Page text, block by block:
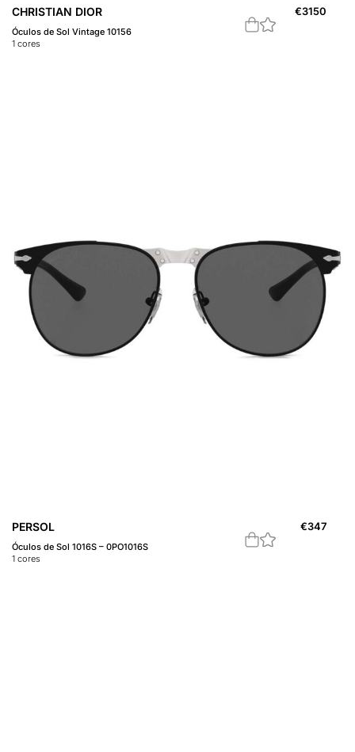
CHRISTIAN DIOR
Óculos de Sol Vintage 10156
1 cores
€3150
PERSOL
Óculos de Sol 1016S – 0PO1016S
1 cores
€347